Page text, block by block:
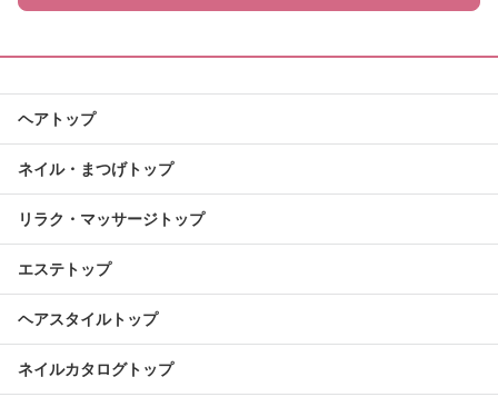
ヘアトップ
ネイル・まつげトップ
リラク・マッサージトップ
エステトップ
ヘアスタイルトップ
ネイルカタログトップ